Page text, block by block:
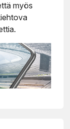
myös